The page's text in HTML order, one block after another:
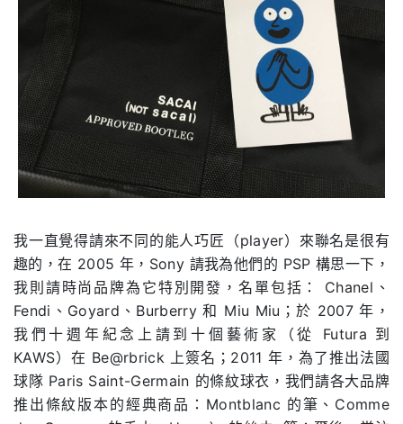
我一直覺得請來不同的能人巧匠（player）來聯名是很有
趣的，在 2005 年，Sony 請我為他們的 PSP 構思一下，
我則請時尚品牌為它特別開發，名單包括： Chanel、
Fendi、Goyard、Burberry 和 Miu Miu；於 2007 年，
我們十週年紀念上請到十個藝術家（從 Futura 到
KAWS）在 Be@rbrick 上簽名；2011 年，為了推出法國
球隊 Paris Saint-Germain 的條紋球衣，我們請各大品牌
推出條紋版本的經典商品：Montblanc 的筆、Comme